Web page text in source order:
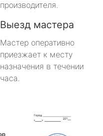
производителя.
Выезд мастера
Мастер оперативно
приезжает к месту
назначения в течении
часа.